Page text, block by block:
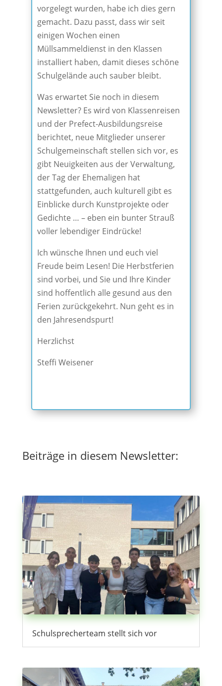
vorgelegt wurden, habe ich dies gern
gemacht. Dazu passt, dass wir seit
einigen Wochen einen
Müllsammeldienst in den Klassen
installiert haben, damit dieses schöne
Schulgelände auch sauber bleibt.
Was erwartet Sie noch in diesem
Newsletter? Es wird von Klassenreisen
und der Prefect-Ausbildungsreise
berichtet, neue Mitglieder unserer
Schulgemeinschaft stellen sich vor, es
gibt Neuigkeiten aus der Verwaltung,
der Tag der Ehemaligen hat
stattgefunden, auch kulturell gibt es
Einblicke durch Kunstprojekte oder
Gedichte … – eben ein bunter Strauß
voller lebendiger Eindrücke!
Ich wünsche Ihnen und euch viel
Freude beim Lesen! Die Herbstferien
sind vorbei, und Sie und Ihre Kinder
sind hoffentlich alle gesund aus den
Ferien zurückgekehrt. Nun geht es in
den Jahresendspurt!
Herzlichst
Steffi Weisener
Beiträge in diesem Newsletter:
Schulsprecherteam stellt sich vor